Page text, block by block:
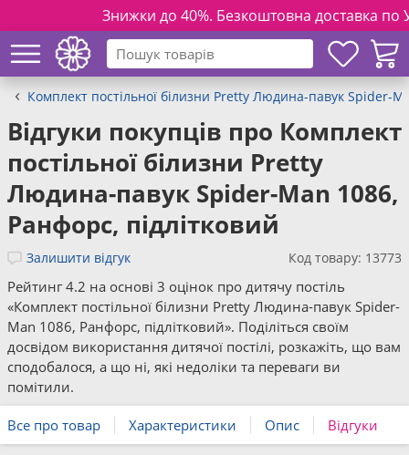
Знижки до 40%. Безкоштовна доставка по
Комплект постільної білизни Pretty Людина-павук Spider-
Відгуки покупців про Комплект
постільної білизни Pretty
Людина-павук Spider-Man 1086,
Ранфорс, підлітковий
Залишити відгук Код товару: 13773
Рейтинг 4.2 на основі 3 оцінок про дитячу постіль
«Комплект постільної білизни Pretty Людина-павук Spider-
Man 1086, Ранфорс, підлітковий». Поділіться своїм
досвідом використання дитячої постілі, розкажіть, що вам
сподобалося, а що ні, які недоліки та переваги ви
помітили.
Все про товар Характеристики Опис Відгуки